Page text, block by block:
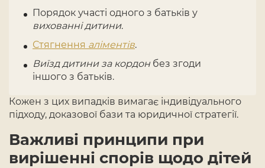
Порядок участі одного з батьків у
вихованні дитини.
Стягнення аліментів.
Виїзд дитини за кордон без згоди
іншого з батьків.
Кожен з цих випадків вимагає індивідуального
підходу, доказової бази та юридичної стратегії.
Важливі принципи при
вирішенні спорів щодо дітей